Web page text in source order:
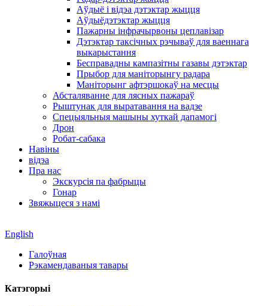
Аўдыё і відэа дэтэктар жыцця
Аўдыёдэтэктар жыцця
Пажарны інфрачырвоны цеплавізар
Дэтэктар таксічных рэчываў для ваеннага
выкарыстання
Бесправадны кампазітны газавы дэтэктар
Прыбор для маніторынгу радара
Маніторынг афтэршокаў на месцы
Абсталяванне для лясных пажараў
Рыштунак для выратавання на вадзе
Спецыяльныя машыны хуткай дапамогі
Дрон
Робат-сабака
Навіны
відэа
Пра нас
Экскурсія па фабрыцы
Гонар
Звяжыцеся з намі
English
Галоўная
Рэкамендаваныя тавары
Катэгорыі